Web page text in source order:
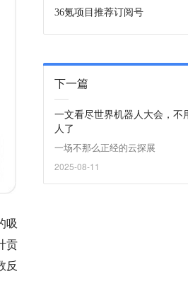
吸
贡
反
36氪项目推荐订阅号
下一篇
一文看尽世界机器人大会，不
人了
一场不那么正经的云探展
2025-08-11